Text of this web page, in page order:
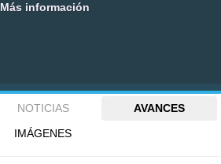
Más información
NOTICIAS
AVANCES
IMÁGENES